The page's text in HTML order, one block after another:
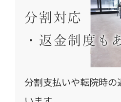
分割対応
・返金制度も
分割支払いや転院時の